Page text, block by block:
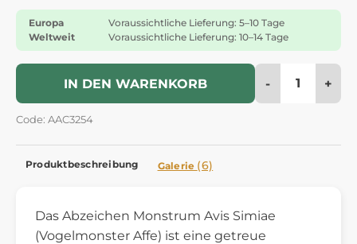
Europa
Voraussichtliche Lieferung: 5–10 Tage
Weltweit
Voraussichtliche Lieferung: 10–14 Tage
IN DEN WARENKORB - +
Code: AAC3254
Produktbeschreibung Galerie (6)
Das Abzeichen Monstrum Avis Simiae
(Vogelmonster Affe) ist eine getreue